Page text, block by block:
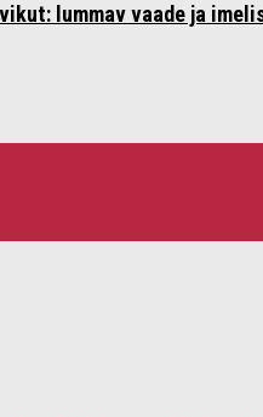
lummav vaade ja